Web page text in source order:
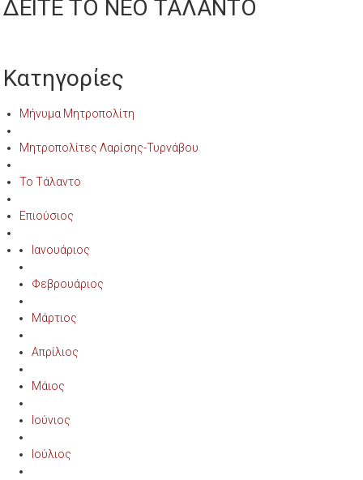
ΔΕΙΤΕ ΤΟ ΝΕΟ ΤΑΛΑΝΤΟ
Κατηγορίες
Μήνυμα Μητροπολίτη
Μητροπολίτες Λαρίσης-Τυρνάβου
Το Τάλαντο
Επιούσιος
Ιανουάριος
Φεβρουάριος
Μάρτιος
Απρίλιος
Μάιος
Ιούνιος
Ιούλιος